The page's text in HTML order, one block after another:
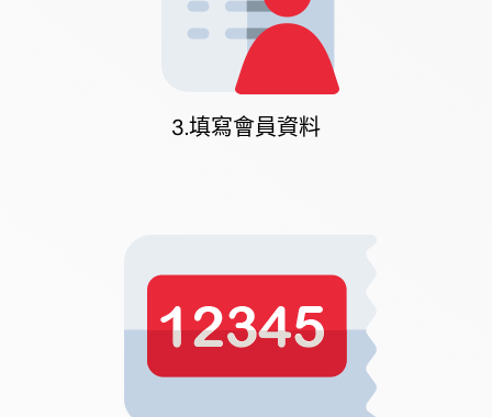
3.填寫會員資料